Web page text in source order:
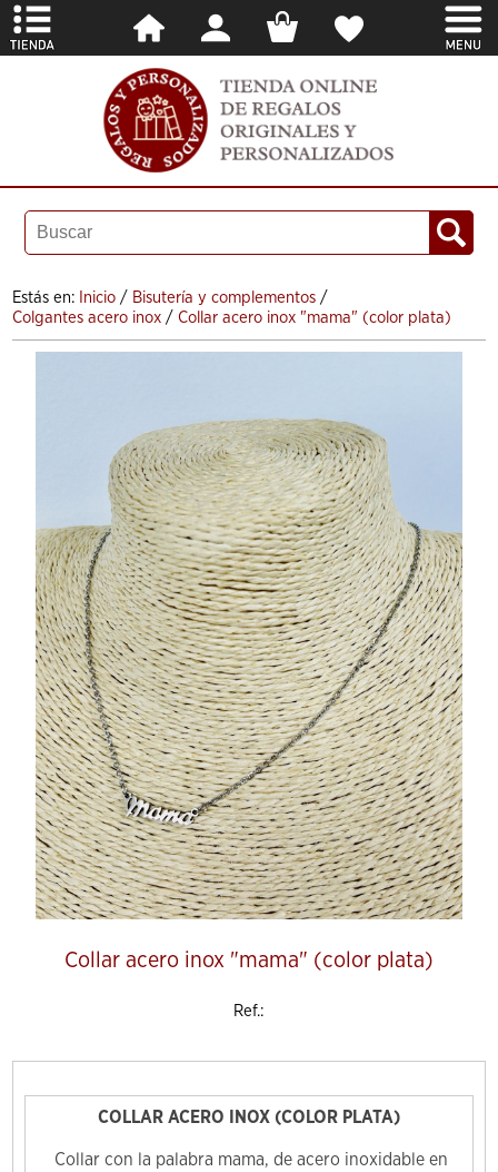
Estás en: Inicio / Bisutería y complementos /
Colgantes acero inox /Collar acero inox "mama" (color plata)
Collar acero inox "mama" (color plata)
Ref.:
COLLAR ACERO INOX (COLOR PLATA)
Collar con la palabra mama, de acero inoxidable en